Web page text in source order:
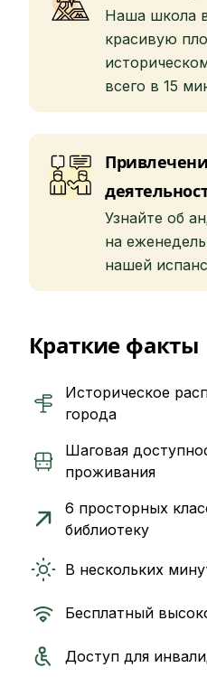
Наша школа
красивую
всего в 15
Узнайте об
на
нашей
Краткие факты
Историческое
города
Шаговая
проживания
6 просторных
библиотеку
В нескольких
Бесплатный
Доступ для